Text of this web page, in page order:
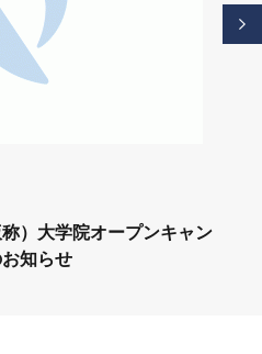
）大学院オープンキャン
知らせ